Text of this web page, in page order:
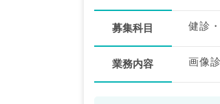
募集科目 健診
業務内容 画像